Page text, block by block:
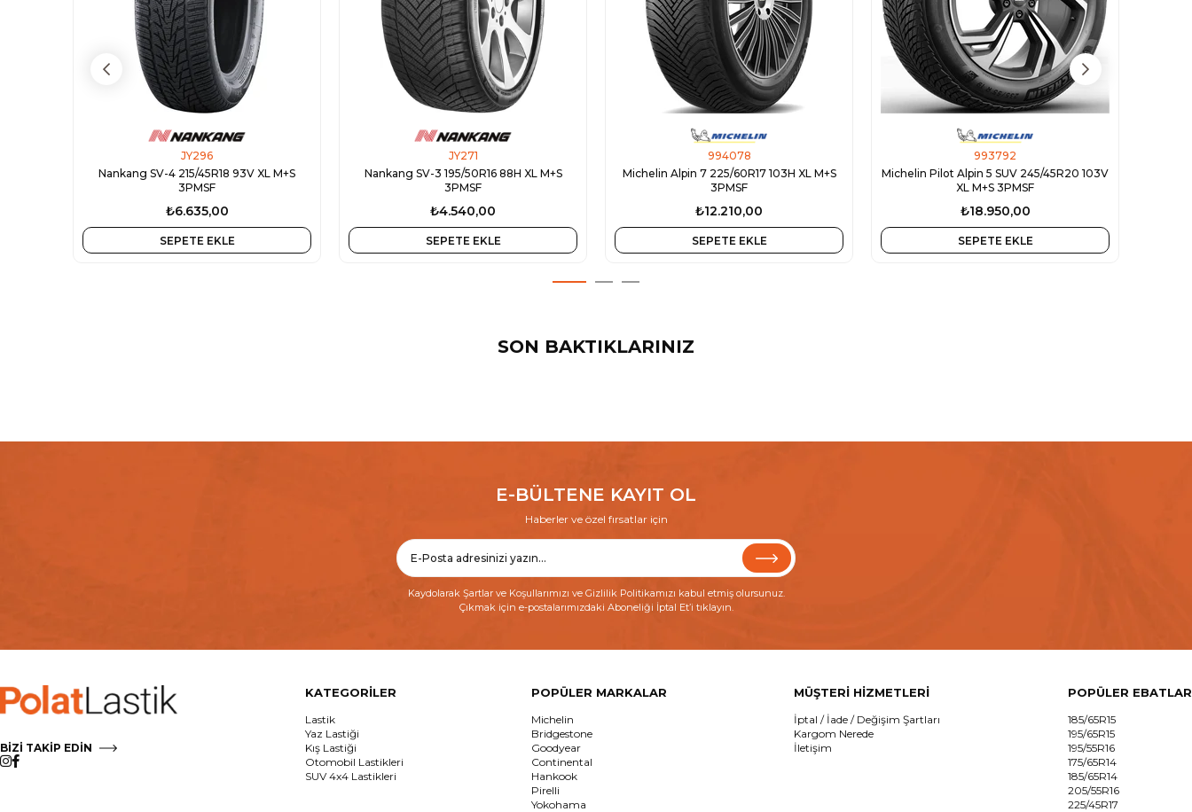
JY296
Nankang SV-4 215/45R18 93V XL M+S
3PMSF
₺6.635,00
SEPETE EKLE
JY271
Nankang SV-3 195/50R16 88H XL M+S
3PMSF
₺4.540,00
SEPETE EKLE
994078
Michelin Alpin 7 225/60R17 103H XL M+S
3PMSF
₺12.210,00
SEPETE EKLE
993792
Michelin Pilot Alpin 5 SUV 245/45R20 103V
XL M+S 3PMSF
₺18.950,00
SEPETE EKLE
SON BAKTIKLARINIZ
E-BÜLTENE KAYIT OL
Haberler ve özel fırsatlar için
Kaydolarak Şartlar ve Koşullarımızı ve Gizlilik Politikamızı kabul etmiş olursunuz.
Çıkmak için e-postalarımızdaki Aboneliği İptal Et’i tıklayın.
BİZİ TAKİP EDİN
KATEGORİLER
Lastik
Yaz Lastiği
Kış Lastiği
Otomobil Lastikleri
SUV 4x4 Lastikleri
POPÜLER MARKALAR
Michelin
Bridgestone
Goodyear
Continental
Hankook
Pirelli
Yokohama
MÜŞTERİ HİZMETLERİ
İptal / İade / Değişim Şartları
Kargom Nerede
İletişim
POPÜLER EBATLAR
185/65R15
195/65R15
195/55R16
175/65R14
185/65R14
205/55R16
225/45R17